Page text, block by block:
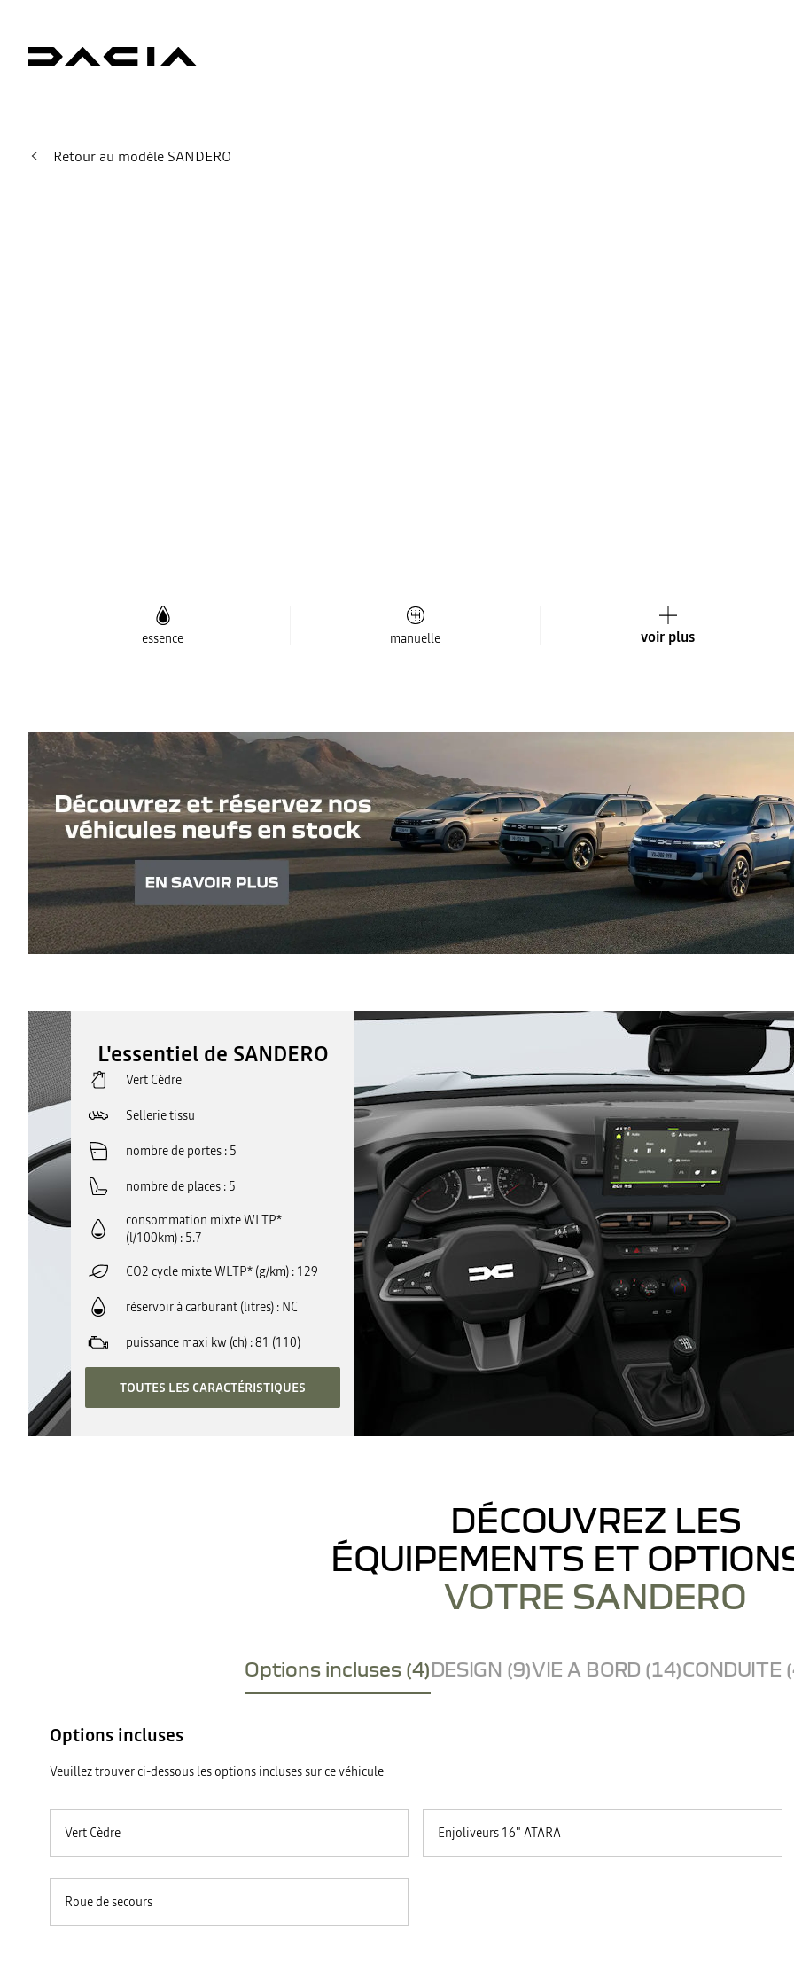
Retour au modèle SANDERO
essence manuelle voir plus
L'essentiel de SANDERO
Vert Cèdre
Sellerie tissu
nombre de portes 5
nombre de places 5
consommation mixte WLTP*
(l/100km) 5.7
CO2 cycle mixte WLTP* (g/km) 129
réservoir à carburant (litres) NC
puissance maxi kw (ch) 81 (110)
TOUTES LES CARACTÉRISTIQUES
DÉCOUVREZ LES
ÉQUIPEMENTS ET
VOTRE SANDERO
Options incluses (4)DESIGN (9)VIE A BORD (14)CONDUITE
Options incluses
Veuillez trouver ci-dessous les options incluses sur ce véhicule
Vert Cèdre Enjoliveurs 16" ATARA
Roue de secours